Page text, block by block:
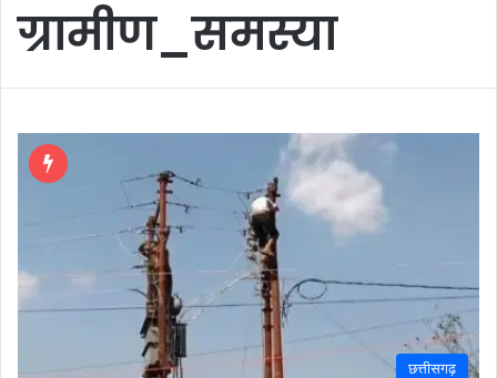
ग्रामीण_समस्या
छत्तीसगढ़